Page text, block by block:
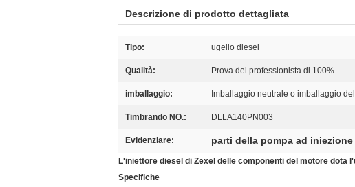
Descrizione di prodotto dettagliata
Tipo: ugello diesel
Qualità: Prova del professionista di 100%
imballaggio: Imballaggio neutrale o imballaggio
Timbrando NO.: DLLA140PN003
Evidenziare: parti della pompa ad
L'iniettore diesel di Zexel delle componenti del motore dota
Specifiche